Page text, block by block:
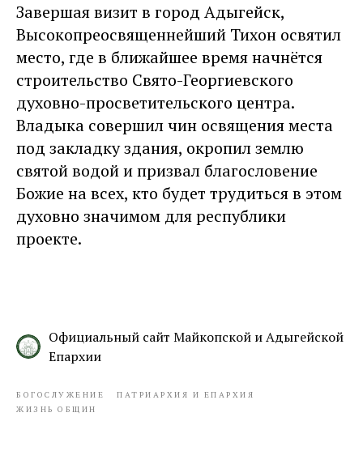
Завершая визит в город Адыгейск,
Высокопреосвященнейший Тихон освятил
место, где в ближайшее время начнётся
строительство Свято-Георгиевского
духовно-просветительского центра.
Владыка совершил чин освящения места
под закладку здания, окропил землю
святой водой и призвал благословение
Божие на всех, кто будет трудиться в этом
духовно значимом для республики
проекте.
Официальный сайт Майкопской и Адыгейской
Епархии
БОГОСЛУЖЕНИЕ
ПАТРИАРХИЯ И ЕПАРХИЯ
ЖИЗНЬ ОБЩИН